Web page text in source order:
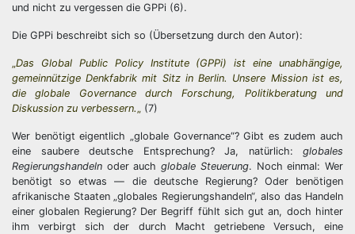
und nicht zu vergessen die GPPi (6).
Die GPPi beschreibt sich so (Übersetzung durch den Autor):
„Das Global Public Policy Institute (GPPi) ist eine unabhängige,
gemeinnützige Denkfabrik mit Sitz in Berlin. Unsere Mission ist es,
die globale Governance durch Forschung, Politikberatung und
Diskussion zu verbessern. „ (7)
Wer benötigt eigentlich „globale Governance“? Gibt es zudem auch
eine saubere deutsche Entsprechung? Ja, natürlich: globales
Regierungshandeln oder auchglobale Steuerung. Noch einmal: Wer
benötigt so etwas — die deutsche Regierung? Oder benötigen
afrikanische Staaten „globales Regierungshandeln“, also das Handeln
einer globalen Regierung? Der Begriff fühlt sich gut an, doch hinter
ihm verbirgt sich der durch Macht getriebene Versuch, eine